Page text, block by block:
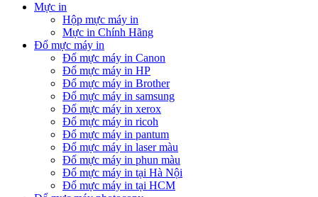
Mực in
Hộp mực máy in
Mực in Chính Hãng
Đổ mực máy in
Đổ mực máy in Canon
Đổ mực máy in HP
Đổ mực máy in Brother
Đổ mực máy in samsung
Đổ mực máy in xerox
Đổ mực máy in ricoh
Đổ mực máy in pantum
Đổ mực máy in laser màu
Đổ mực máy in phun màu
Đổ mực máy in tại Hà Nội
Đổ mực máy in tại HCM